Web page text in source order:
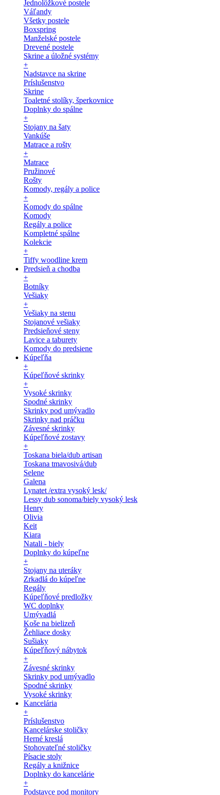
Jednolôžkové postele
Váľandy
Všetky postele
Boxspring
Manželské postele
Drevené postele
Skrine a úložné systémy
+
Nadstavce na skrine
Príslušenstvo
Skrine
Toaletné stolíky, šperkovnice
Doplnky do spálne
+
Stojany na šaty
Vankúše
Matrace a rošty
+
Matrace
Pružinové
Rošty
Komody, regály a police
+
Komody do spálne
Komody
Regály a police
Kompletné spálne
Kolekcie
+
Tiffy woodline krem
Predsieň a chodba
+
Botníky
Vešiaky
+
Vešiaky na stenu
Stojanové vešiaky
Predsieňové steny
Lavice a taburety
Komody do predsiene
Kúpeľňa
+
Kúpeľňové skrinky
+
Vysoké skrinky
Spodné skrinky
Skrinky pod umývadlo
Skrinky nad práčku
Závesné skrinky
Kúpeľňové zostavy
+
Toskana biela/dub artisan
Toskana tmavosivá/dub
Selene
Galena
Lynatet /extra vysoký lesk/
Lessy dub sonoma/biely vysoký lesk
Henry
Olivia
Keit
Kiara
Natali - biely
Doplnky do kúpeľne
+
Stojany na uteráky
Zrkadlá do kúpeľne
Regály
Kúpeľňové predložky
WC doplnky
Umývadlá
Koše na bielizeň
Žehliace dosky
Sušiaky
Kúpeľňový nábytok
+
Závesné skrinky
Skrinky pod umývadlo
Spodné skrinky
Vysoké skrinky
Kancelária
+
Príslušenstvo
Kancelárske stoličky
Herné kreslá
Stohovateľné stoličky
Písacie stoly
Regály a knižnice
Doplnky do kancelárie
+
Podstavce pod monitory